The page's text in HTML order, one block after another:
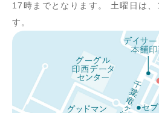
17時までとなります。 土曜日は、
す。